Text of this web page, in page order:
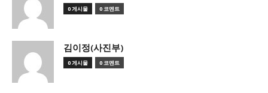
0 게시물 0 코멘트
김이정(사진부)
0 게시물 0 코멘트